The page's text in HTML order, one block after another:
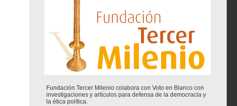
Fundación Tercer Milenio colabora con Voto en Blanco con
investigaciones y artículos para defensa de la democracia y
la ética política.